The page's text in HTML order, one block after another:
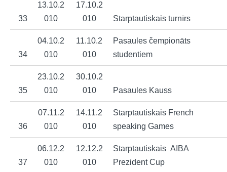
33
13.10.2
010
17.10.2
010
Starptautiskais turnīrs
34
04.10.2
010
11.10.2
010
Pasaules čempionāts
studentiem
35
23.10.2
010
30.10.2
010
Pasaules Kauss
36
07.11.2
010
14.11.2
010
Starptautiskais French
speaking Games
37
06.12.2
010
12.12.2
010
Starptautiskais AIBA
Prezident Cup